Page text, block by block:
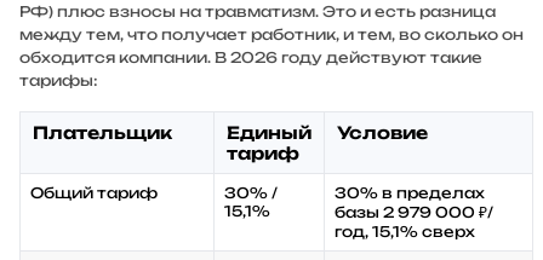
РФ) плюс взносы на травматизм. Это и есть разница
между тем, что получает работник, и тем, во сколько он
обходится компании. В 2026 году действуют такие
тарифы:
Плательщик
Единый
тариф
Условие
Общий тариф
30% /
15,1%
30% в пределах
базы 2 979 000 ₽/
год, 15,1% сверх